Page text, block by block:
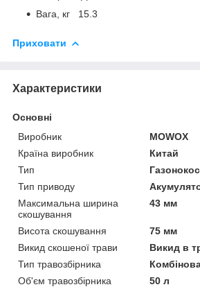
Вага, кг 15.3
Приховати
Характеристики
Основні
Виробник
MOWOX
Країна виробник
Китай
Тип
Тип приводу
Максимальна ширина
скошування
43 мм
Висота скошування
75 мм
Викид скошеної трави
Викид в
Тип травозбірника
Об'єм травозбірника
50 л